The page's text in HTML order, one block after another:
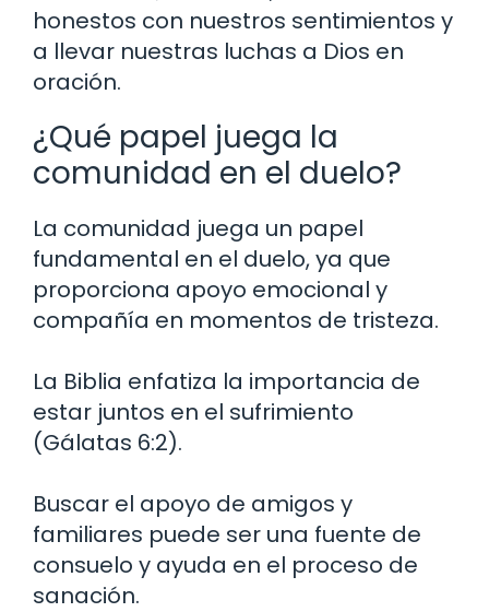
honestos con nuestros sentimientos y
a llevar nuestras luchas a Dios en
oración.
¿Qué papel juega la
comunidad en el duelo?
La comunidad juega un papel
fundamental en el duelo, ya que
proporciona apoyo emocional y
compañía en momentos de tristeza.
La Biblia enfatiza la importancia de
estar juntos en el sufrimiento
(Gálatas 6:2).
Buscar el apoyo de amigos y
familiares puede ser una fuente de
consuelo y ayuda en el proceso de
sanación.